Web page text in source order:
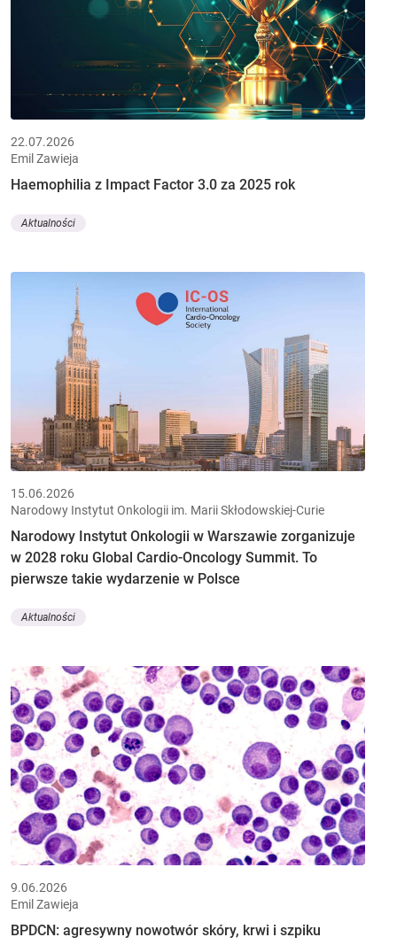
22.07.2026
Emil Zawieja
Haemophilia z Impact Factor 3.0 za 2025 rok
Aktualności
15.06.2026
Narodowy Instytut Onkologii im. Marii Skłodowskiej-Curie
Narodowy Instytut Onkologii w Warszawie zorganizuje
w 2028 roku Global Cardio-Oncology Summit. To
pierwsze takie wydarzenie w Polsce
Aktualności
9.06.2026
Emil Zawieja
BPDCN: agresywny nowotwór skóry, krwi i szpiku